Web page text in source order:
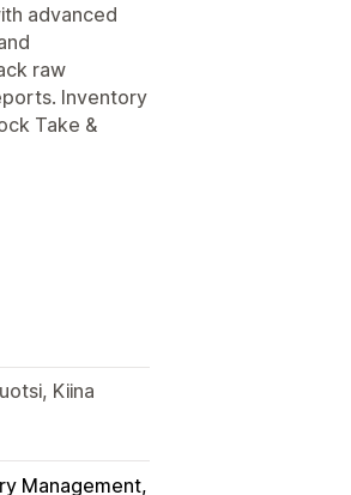
advanced
raw
Inventory
Take &
Kiina
Management